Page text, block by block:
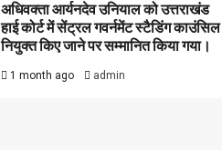
अधिवक्ता आर्यनदेव उनियाल को उत्तराखंड
हाई कोर्ट में सेंट्रल गवर्नमेंट स्टैडिंग काउंसिल
नियुक्त किए जाने पर सम्मानित किया गया।
1 month ago admin